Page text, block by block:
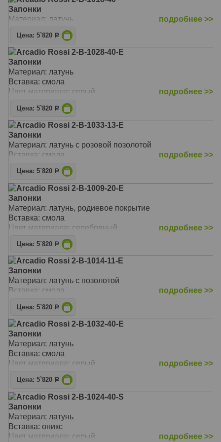
Запонки
Материал: латунь
подробнее >>
Цена: 5`820 Р
Arcadio Rossi 2-B-1028-40-E
Запонки
Материал: латунь
Вставка: смола
Цвет материала: серый
подробнее >>
Цена: 5`820 Р
Arcadio Rossi 2-B-1033-13-E
Запонки
Материал: латунь с розовой позолотой
Вставка: смола
подробнее >>
Цена: 5`820 Р
Arcadio Rossi 2-B-1009-20-E
Запонки
Материал: латунь, родиевое покрытие
Вставка: смола
Цвет материала: серебряный
подробнее >>
Цена: 5`820 Р
Arcadio Rossi 2-B-1014-11-E
Запонки
Материал: латунь с позолотой
Вставка: смола
подробнее >>
Цена: 5`820 Р
Arcadio Rossi 2-B-1032-40-E
Запонки
Материал: латунь
Вставка: смола
Цвет материала: серый
подробнее >>
Цена: 5`820 Р
Arcadio Rossi 2-B-1024-40-S
Запонки
Материал: латунь
Вставка: оникс
Цвет материала: серый
подробнее >>